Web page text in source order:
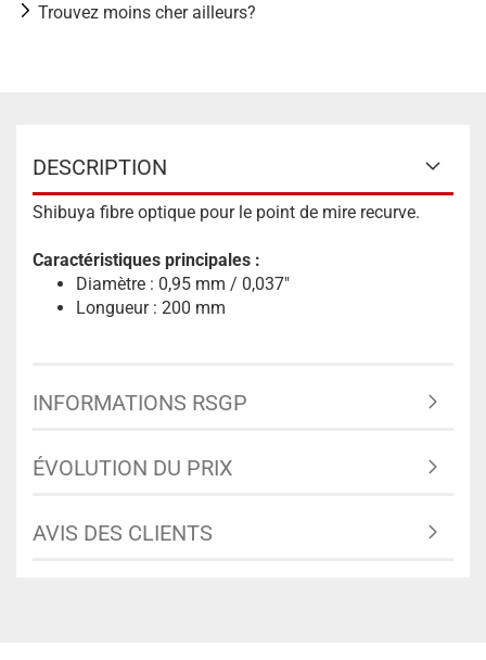
Trouvez moins cher ailleurs?
DESCRIPTION
Shibuya fibre optique pour le point de mire recurve.
Caractéristiques principales :
Diamètre : 0,95 mm / 0,037"
Longueur : 200 mm
INFORMATIONS RSGP
ÉVOLUTION DU PRIX
AVIS DES CLIENTS